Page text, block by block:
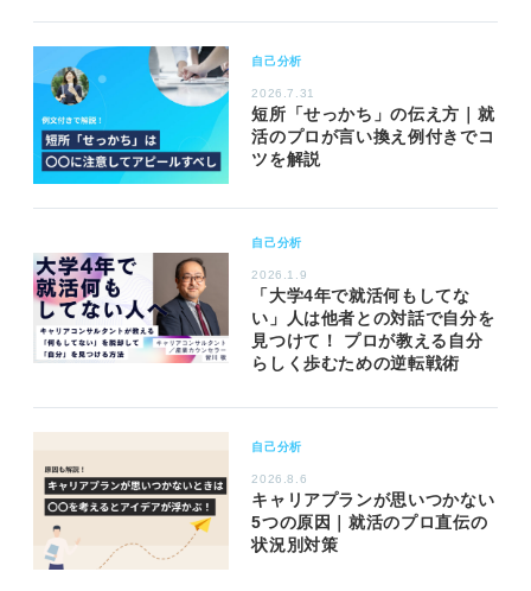
自己分析
2026.7.31
短所「せっかち」の伝え方｜就
活のプロが言い換え例付きでコ
ツを解説
自己分析
2026.1.9
「大学4年で就活何もしてな
い」人は他者との対話で自分を
見つけて！ プロが教える自分
らしく歩むための逆転戦術
自己分析
2026.8.6
キャリアプランが思いつかない
5つの原因｜就活のプロ直伝の
状況別対策